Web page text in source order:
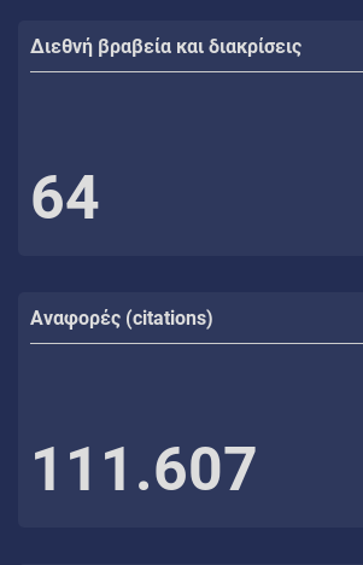
Διεθνή βραβεία και διακρίσεις
64
Αναφορές (citations)
111.607